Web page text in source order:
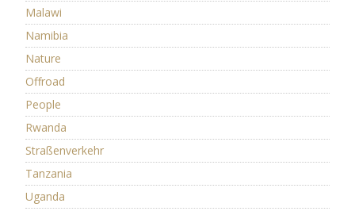
Malawi
Namibia
Nature
Offroad
People
Rwanda
Straßenverkehr
Tanzania
Uganda